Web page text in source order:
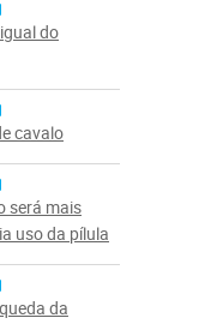
do
cavalo
será mais
uso da pílula
da